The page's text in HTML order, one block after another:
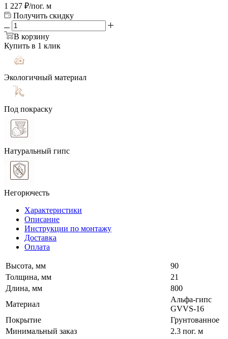
1 227 ₽/пог. м
Получить скидку
В корзину
Купить в 1 клик
Экологичный материал
Под покраску
Натуральный гипс
Негорючесть
Характеристики
Описание
Инструкции по монтажу
Доставка
Оплата
Высота, мм
90
Толщина, мм
21
Длина, мм
800
Материал
Альфа-гипс
GVVS-16
Покрытие
Грунтованное
Минимальный заказ
2.3 пог. м